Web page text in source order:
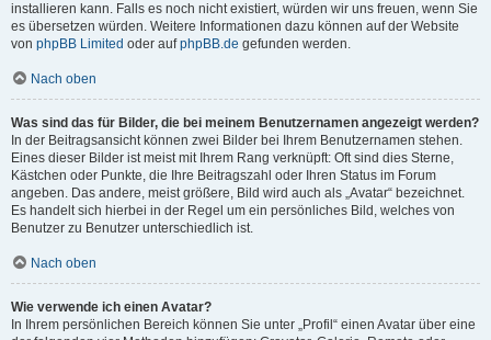
installieren kann. Falls es noch nicht existiert, würden wir uns freuen, wenn Sie
es übersetzen würden. Weitere Informationen dazu können auf der Website
von phpBB Limited oder aufphpBB.de gefunden werden.
Nach oben
Was sind das für Bilder, die bei meinem Benutzernamen angezeigt werden?
In der Beitragsansicht können zwei Bilder bei Ihrem Benutzernamen stehen.
Eines dieser Bilder ist meist mit Ihrem Rang verknüpft: Oft sind dies Sterne,
Kästchen oder Punkte, die Ihre Beitragszahl oder Ihren Status im Forum
angeben. Das andere, meist größere, Bild wird auch als „Avatar“ bezeichnet.
Es handelt sich hierbei in der Regel um ein persönliches Bild, welches von
Benutzer zu Benutzer unterschiedlich ist.
Nach oben
Wie verwende ich einen Avatar?
In Ihrem persönlichen Bereich können Sie unter „Profil“ einen Avatar über eine